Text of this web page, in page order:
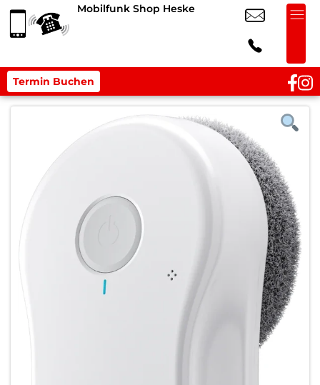
Mobilfunk Shop Heske
Termin Buchen